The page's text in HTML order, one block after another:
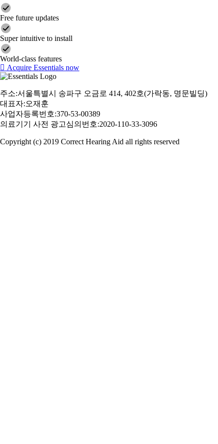
Free future updates
Super intuitive to install
World-class features
Acquire Essentials now
주소:서울특별시 송파구 오금로 414, 402호(가락동, 명문빌딩)
대표자:오재훈
사업자등록번호:370-53-00389
의료기기 사전 광고심의번호:2020-110-33-3096
Copyright (c) 2019 Correct Hearing Aid all rights reserved